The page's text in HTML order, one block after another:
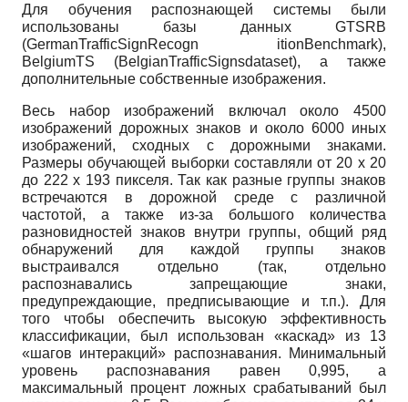
Для обучения распознающей системы были
использованы базы данных GTSRB
(GermanTrafficSignRecogn itionBenchmark),
BelgiumTS (BelgianTrafficSignsdataset), а также
дополнительные собственные изображения.
Весь набор изображений включал около 4500
изображений дорожных знаков и около 6000 иных
изображений, сходных с дорожными знаками.
Размеры обучающей выборки составляли от 20 х 20
до 222 х 193 пик­селя. Так как разные группы знаков
встречаются в дорожной среде с различной
частотой, а также из-за большого количества
разновидностей знаков внутри группы, общий ряд
обнаружений для каждой группы знаков
выстраивался отдельно (так, отдельно
распознавались запрещающие знаки,
предупреждающие, предписывающие и т.п.). Для
того чтобы обеспечить высокую эффективность
классификации, был использован «каскад» из 13
«шагов интеракций» распознавания. Минимальный
уровень распознавания равен 0,995, а
максимальный процент ложных срабатываний был